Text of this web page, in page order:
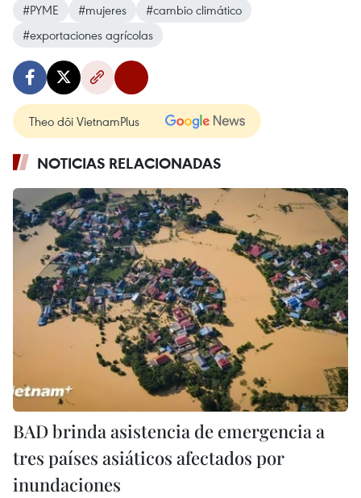
#PYME
#mujeres
#cambio climático
#exportaciones agrícolas
Theo dõi VietnamPlus
NOTICIAS RELACIONADAS
BAD brinda asistencia de emergencia a
tres países asiáticos afectados por
inundaciones